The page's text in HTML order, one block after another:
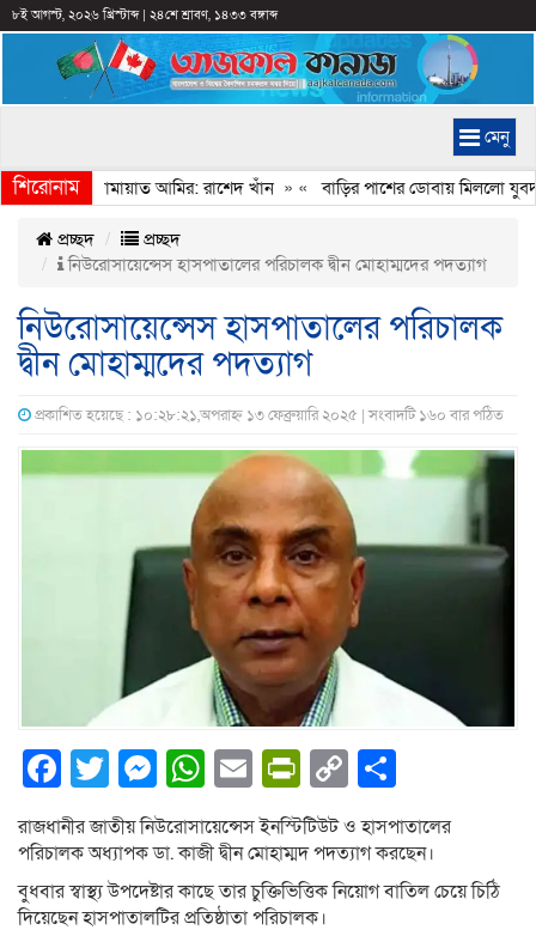
৮ই আগস্ট, ২০২৬ খ্রিস্টাব্দ| ২৪শে শ্রাবণ, ১৪৩৩ বঙ্গাব্দ
মেনু
শিরোনাম
করেন জামায়াত আমির: রাশেদ খাঁন » « বাড়ির পাশের ডোবায় মিললো
প্রচ্ছদ
প্রচ্ছদ
নিউরোসায়েন্সেস হাসপাতালের পরিচালক দ্বীন মোহাম্মদের পদত্যাগ
নিউরোসায়েন্সেস হাসপাতালের পরিচালক
দ্বীন মোহাম্মদের পদত্যাগ
প্রকাশিত হয়েছে : ১০:২৮:২১,অপরাহ্ন ১৩ ফেব্রুয়ারি ২০২৫ | সংবাদটি ১৬০ বার পঠিত
Facebook
Twitter
Messenger
WhatsApp
EmailPrintFriendly
Copy
Link
রাজধানীর জাতীয় নিউরোসায়েন্সেস ইনস্টিটিউট ও হাসপাতালের
পরিচালক অধ্যাপক ডা. কাজী দ্বীন মোহাম্মদ পদত্যাগ করছেন।
বুধবার স্বাস্থ্য উপদেষ্টার কাছে তার চুক্তিভিত্তিক নিয়োগ বাতিল চেয়ে চিঠি
দিয়েছেন হাসপাতালটির প্রতিষ্ঠাতা পরিচালক।